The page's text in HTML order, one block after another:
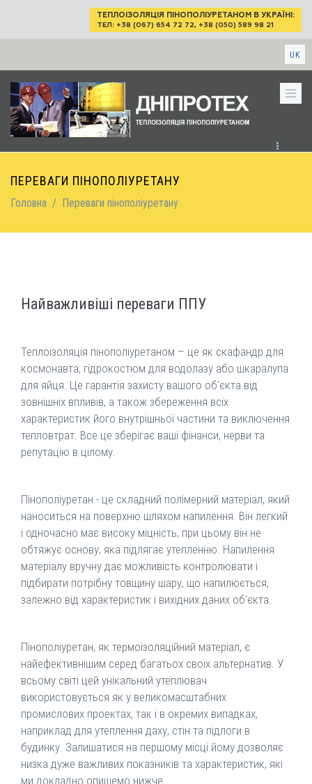
Перейти до основного вмістуТЕПЛОІЗОЛЯЦІЯ ПІНОПОЛІУРЕТАНОМ В УКРАЇНІ:
ТЕЛ: +38 (067) 654 72 72, +38 (050) 589 98 21
UK
ПЕРЕВАГИ ПІНОПОЛІУРЕТАНУ
Головна / Переваги пінополіуретану
Найважливіші переваги ППУ
Теплоізоляція пінополіуретаном – це як скафандр для
космонавта, гідрокостюм для водолазу або шкаралупа
для яйця. Це гарантія захисту вашого об'єкта від
зовнішніх впливів, а також збереження всіх
характеристик його внутрішньої частини та виключення
тепловтрат. Все це зберігає ваші фінанси, нерви та
репутацію в цілому.
Пінополіуретан - це складний полімерний матеріал, який
наноситься на поверхню шляхом напилення. Він легкий
і одночасно має високу міцність, при цьому він не
обтяжує основу, яка підлягає утепленню. Напилення
матеріалу вручну дає можливість контролювати і
підбирати потрібну товщину шару, що напилюється,
залежно від характеристик і вихідних даних об'єкта.
Пінополіуретан, як термоізоляційний матеріал, є
найефективнішим серед багатьох своїх альтернатив. У
всьому світі цей унікальний утеплювач
використовується як у великомасштабних
промислових проектах, так і в окремих випадках,
наприклад для утеплення даху, стін та підлоги в
будинку. Залишатися на першому місці йому дозволяє
низка дуже важливих показників та характеристик, які
ми докладно опишемо нижче.